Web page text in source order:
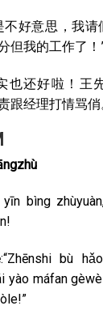
不好意思，我
但我的工作了！
也还好啦！王
跟经理打情骂俏
bìng
bù
yào máfan